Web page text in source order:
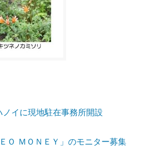
イに現地駐在事務所開設
Ｏ ＭＯＮＥＹ」のモニター募集